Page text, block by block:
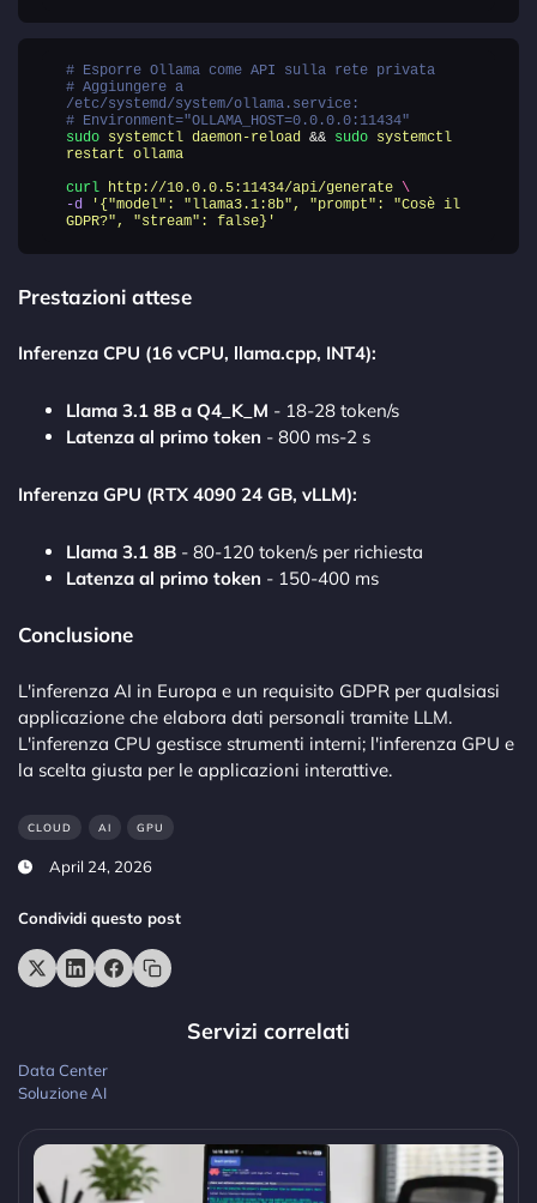
# Esporre Ollama come API sulla rete privata
# Aggiungere a
/etc/systemd/system/ollama.service:
# Environment="OLLAMA_HOST=0.0.0.0:11434"
sudo systemctl daemon-reload && sudo systemctl
restart ollama
curl http://10.0.0.5:11434/api/generate \
-d ' {"model": "llama3.1:8b", "prompt": "Cosè il
GDPR?", "stream": false} '
Prestazioni attese
Inferenza CPU (16 vCPU, llama.cpp, INT4):
Llama 3.1 8B a Q4_K_M - 18-28 token/s
Latenza al primo token - 800 ms-2 s
Inferenza GPU (RTX 4090 24 GB, vLLM):
Llama 3.1 8B - 80-120 token/s per richiesta
Latenza al primo token - 150-400 ms
Conclusione
L'inferenza AI in Europa e un requisito GDPR per qualsiasi
applicazione che elabora dati personali tramite LLM.
L'inferenza CPU gestisce strumenti interni; l'inferenza GPU e
la scelta giusta per le applicazioni interattive.
CLOUD AI GPU
April 24, 2026
Condividi questo post
Servizi correlati
Data Center
Soluzione AI